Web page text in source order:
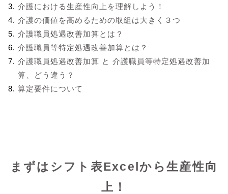
介護における生産性向上を理解しよう！
介護の価値を高めるための取組は大きく３つ
介護職員処遇改善加算とは？
介護職員等特定処遇改善加算とは？
介護職員処遇改善加算 と 介護職員等特定処遇改善加
算、どう違う？
算定要件について
まずはシフト表Excelから生産性向
上！